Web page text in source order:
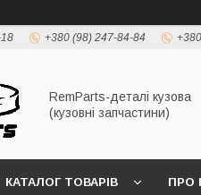
+380 (98) 247-84-84
RemParts-деталі кузова
(кузовні запчастини)
КАТАЛОГ ТОВАРІВ ПРО